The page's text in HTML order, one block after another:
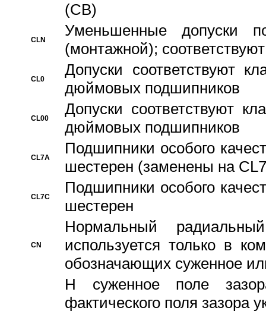
(CB)
CLN
Уменьшенные
(монтажной);
CL0
Допуски соответствуют
дюймовых подшипников
CL00
Допуски соответствуют
дюймовых подшипников
CL7A
Подшипники особого
шестерен (заменены на
CL7C
Подшипники особого
шестерен
CN
Hормальный
используется только в
обозначающих суженное
H суженное поле
фактического поля зазора